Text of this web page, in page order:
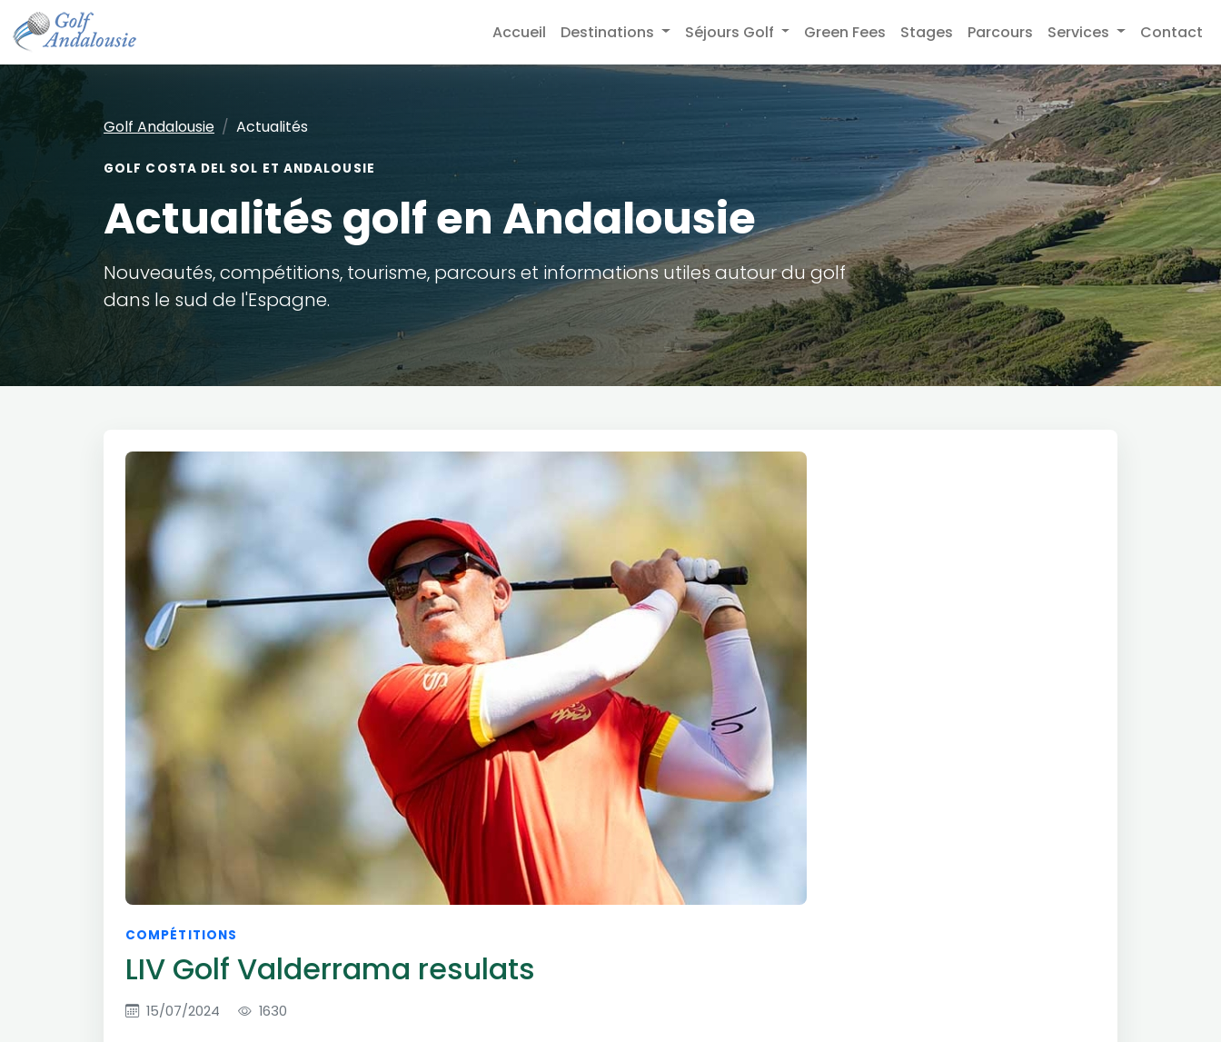
Accueil Destinations Séjours Golf Green Fees Stages Parcours Services Contact
Golf Andalousie Actualités
GOLF COSTA DEL SOL ET ANDALOUSIE
Actualités golf en Andalousie
Nouveautés, compétitions, tourisme, parcours et informations utiles autour du golf
dans le sud de l'Espagne.
COMPÉTITIONS
LIV Golf Valderrama resulats
15/07/2024 1630